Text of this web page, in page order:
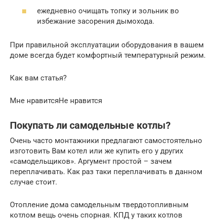
ежедневно очищать топку и зольник во
избежание засорения дымохода.
При правильной эксплуатации оборудования в вашем
доме всегда будет комфортный температурный режим.
Как вам статья?
Мне нравитсяНе нравится
Покупать ли самодельные котлы?
Очень часто монтажники предлагают самостоятельно
изготовить Вам котел или же купить его у других
«самодельщиков». Аргумент простой – зачем
переплачивать. Как раз таки переплачивать в данном
случае стоит.
Отопление дома самодельным твердотопливным
котлом вещь очень спорная. КПД у таких котлов